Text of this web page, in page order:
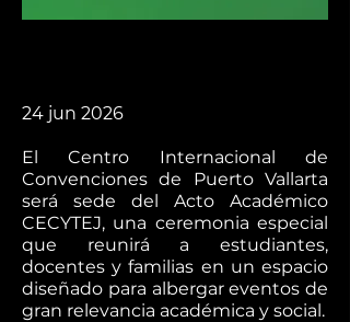
24 jun 2026
El Centro Internacional de
Convenciones de Puerto Vallarta
será sede del Acto Académico
CECYTEJ, una ceremonia especial
que reunirá a estudiantes,
docentes y familias en un espacio
diseñado para albergar eventos de
gran relevancia académica y social.